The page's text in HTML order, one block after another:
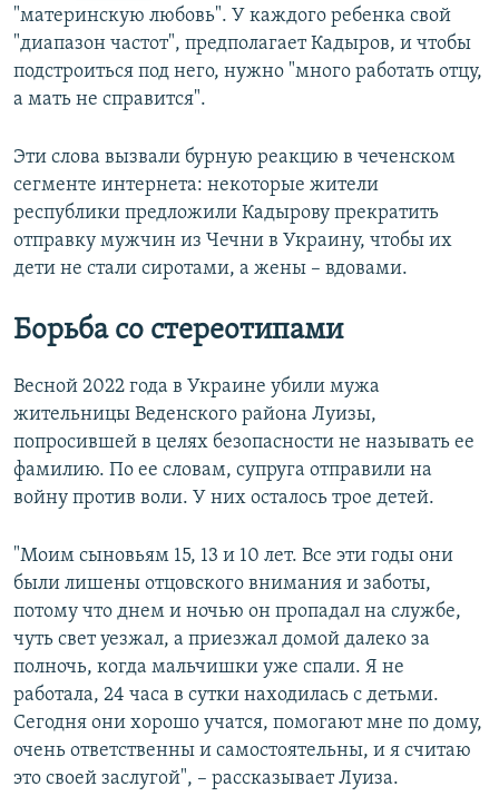
"материнскую любовь". У каждого ребенка свой
"диапазон частот", предполагает Кадыров, и чтобы
подстроиться под него, нужно "много работать отцу,
а мать не справится".
Эти слова вызвали бурную реакцию в чеченском
сегменте интернета: некоторые жители
республики предложили Кадырову прекратить
отправку мужчин из Чечни в Украину, чтобы их
дети не стали сиротами, а жены – вдовами.
Борьба со стереотипами
Весной 2022 года в Украине убили мужа
жительницы Веденского района Луизы,
попросившей в целях безопасности не называть ее
фамилию. По ее словам, супруга отправили на
войну против воли. У них осталось трое детей.
"Моим сыновьям 15, 13 и 10 лет. Все эти годы они
были лишены отцовского внимания и заботы,
потому что днем и ночью он пропадал на службе,
чуть свет уезжал, а приезжал домой далеко за
полночь, когда мальчишки уже спали. Я не
работала, 24 часа в сутки находилась с детьми.
Сегодня они хорошо учатся, помогают мне по дому,
очень ответственны и самостоятельны, и я считаю
это своей заслугой", – рассказывает Луиза.